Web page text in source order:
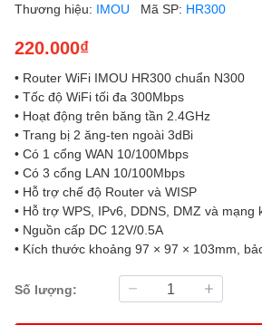
Thương hiệu: IMOU Mã SP: HR300
220.000₫
• Router WiFi IMOU HR300 chuẩn N300
• Tốc độ WiFi tối đa 300Mbps
• Hoạt động trên băng tần 2.4GHz
• Trang bị 2 ăng-ten ngoài 3dBi
• Có 1 cổng WAN 10/100Mbps
• Có 3 cổng LAN 10/100Mbps
• Hỗ trợ chế độ Router và WISP
• Hỗ trợ WPS, IPv6, DDNS, DMZ và mạng
• Nguồn cấp DC 12V/0.5A
• Kích thước khoảng 97 × 97 × 103mm,
Số lượng: